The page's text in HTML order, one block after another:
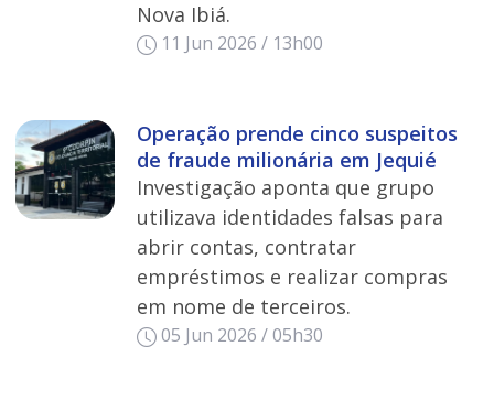
Nova Ibiá.
11 Jun 2026 / 13h00
Operação prende cinco suspeitos
de fraude milionária em Jequié
Investigação aponta que grupo
utilizava identidades falsas para
abrir contas, contratar
empréstimos e realizar compras
em nome de terceiros.
05 Jun 2026 / 05h30